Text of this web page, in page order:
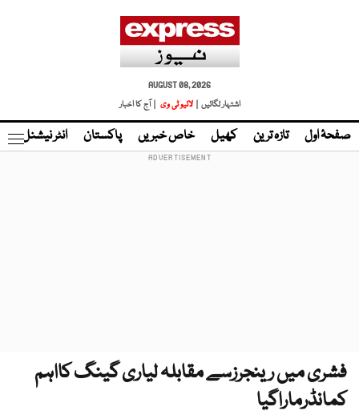
AUGUST 08, 2026
اشتہار لگائیں |
لائیو ٹی وی | آج کا اخبار
صفحۂ اول تازہ ترین کھیل خاص خبریں پاکستان انٹر نیشنل
فشری میں رینجرزسے مقابلہ لیاری گینگ کااہم
کمانڈرماراگیا